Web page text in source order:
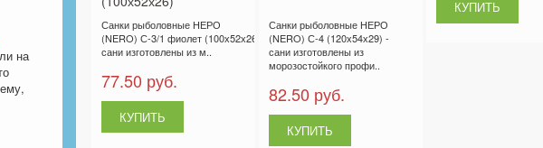
на
Санки рыболовные НЕРО
(NERO) С-3/1 фиолет (100х52х26) -
сани изготовлены из м..
77.50 руб.
Санки рыболовные НЕРО
(NERO) С-4 (120х54х29) -
сани изготовлены из
морозостойкого профи..
82.50 руб.